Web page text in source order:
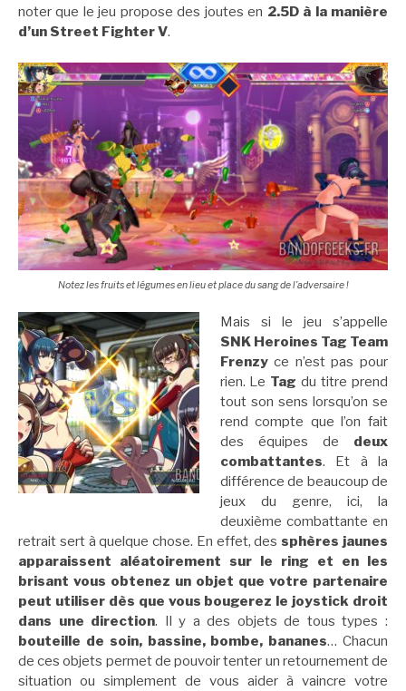
noter que le jeu propose des joutes en 2.5D à la manière
d’un Street Fighter V.
Notez les fruits et légumes en lieu et place du sang de l’adversaire !
Mais si le jeu s’appelle
SNK Heroines Tag Team
Frenzyce n’est pas pour
rien. Le Tagdu titre prend
tout son sens lorsqu’on se
rend compte que l’on fait
des équipes de deux
combattantes. Et à la
différence de beaucoup de
jeux du genre, ici, la
deuxième combattante en
retrait sert à quelque chose. En effet, dessphères jaunes
apparaissent aléatoirement sur le ring et en les
brisant vous obtenez un objet que votre partenaire
peut utiliser dès que vous bougerez le joystick droit
dans une direction. Il y a des objets de tous types :
bouteille de soin, bassine, bombe, bananes… Chacun
de ces objets permet de pouvoir tenter un retournement de
situation ou simplement de vous aider à vaincre votre